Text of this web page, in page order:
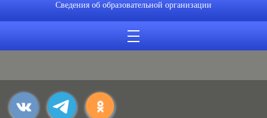
Сведения об образовательной организации